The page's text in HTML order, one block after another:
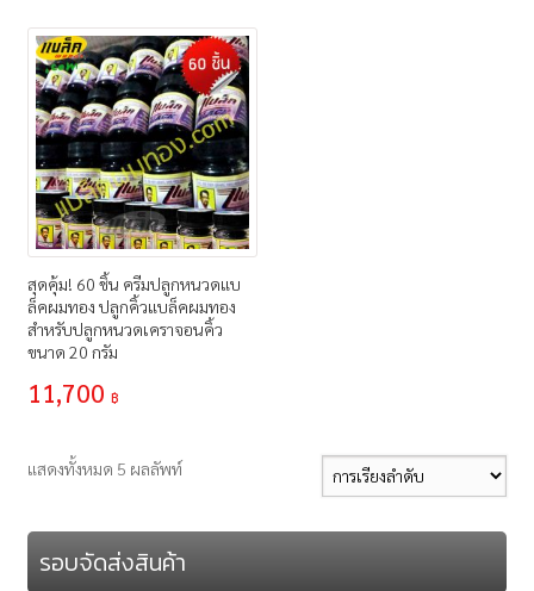
สุดคุ้ม! 60 ชิ้น ครีมปลูกหนวดแบ
ล็คผมทอง ปลูกคิ้วแบล็คผมทอง
สำหรับปลูกหนวดเคราจอนคิ้ว
ขนาด 20 กรัม
11,700 ฿
แสดงทั้งหมด 5 ผลลัพท์
รอบจัดส่งสินค้า